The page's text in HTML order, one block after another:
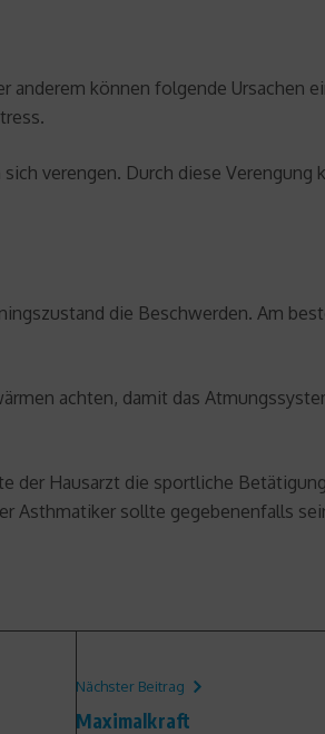
können folgende Ursachen
verengen. Durch diese
die Beschwerden. Am
achten, damit das
der Hausarzt die sportliche
Asthmatiker sollte gegebenenfalls
Nächster Beitrag
Maximalkraft